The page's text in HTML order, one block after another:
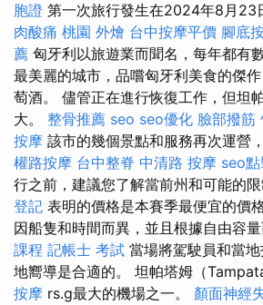
胞證 第一次旅行發生在2024年8月23
肉酸痛 桃園 外燴 台中按摩平價 腳底
薦 匈牙利以旅遊業而聞名，每年都有
最美麗的城市，品嚐匈牙利美食的傑
萄酒。 儘管正在進行恢復工作，但坦
大。 整骨推薦 seo seo優化 臉部撥筋
按摩 該市的幾個景點和服務再次運營
權路按摩 台中整脊 中清路 按摩 seo
行之前，建議您了解當前州和可能的限
登記 表明的價格是本賽季最便宜的價
因船隻和時間而異，並且根據自由容量
課程 記帳士 考試 當場將駕駛員和當
地嚮導是合適的。 坦帕塔姆（
按摩 rs.g最大的機場之一。 顏面神經